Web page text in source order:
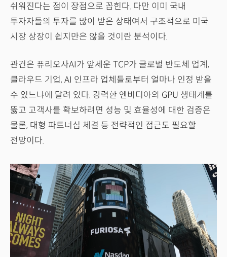
쉬워진다는 점이 장점으로 꼽힌다. 다만 이미 국내
투자자들의 투자를 많이 받은 상태여서 구조적으로 미국
시장 상장이 쉽지만은 않을 것이란 분석이다.
관건은 퓨리오사AI가 앞세운 TCP가 글로벌 반도체 업계,
클라우드 기업, AI 인프라 업체들로부터 얼마나 인정 받을
수 있느냐에 달려 있다. 강력한 엔비디아의 GPU 생태계를
뚫고 고객사를 확보하려면 성능 및 효율성에 대한 검증은
물론, 대형 파트너십 체결 등 전략적인 접근도 필요할
전망이다.